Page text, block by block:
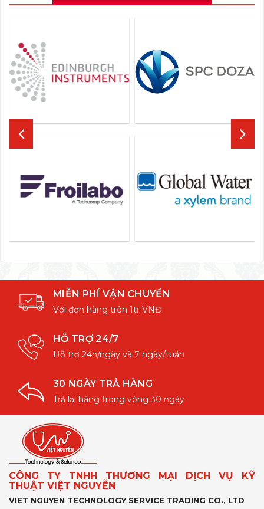
MIỄN PHÍ VẬN CHUYỂN
Với đơn hàng trên 1tr VNĐ
HỖ TRỢ 24/7
Hỗ trợ 24h/ngày và 7 ngày/tuần
30 NGÀY TRẢ HÀNG
Trả lại hàng trong vòng 30 ngày
CÔNG TY TNHH THƯƠNG MẠI DỊCH VỤ KỸ
THUẬT VIỆT NGUYỄN
VIET NGUYEN TECHNOLOGY SERVICE TRADING CO., LTD